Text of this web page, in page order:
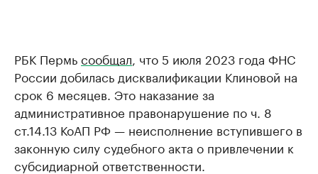
РБК Пермьсообщал , что 5 июля 2023 года ФНС
России добилась дисквалификации Клиновой на
срок 6 месяцев. Это наказание за
административное правонарушение по ч. 8
ст.14.13 КоАП РФ — неисполнение вступившего в
законную силу судебного акта о привлечении к
субсидиарной ответственности.